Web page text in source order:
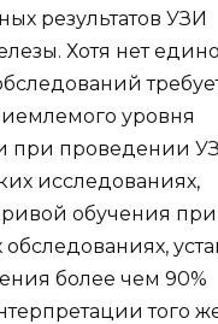
результатов УЗИ
Хотя нет
уровня
при проведении
исследованиях,
обучения при
обследованиях,
более чем 90%
того